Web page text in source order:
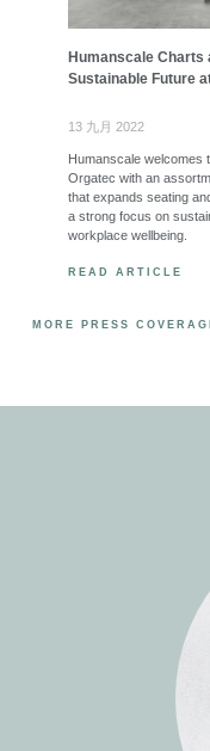
Humanscale Charts
Sustainable Future
13 九月 2022
Humanscale welcomes
Orgatec with an
that expands seating
a strong focus on
workplace wellbeing.
READ ARTICLE
MORE PRESS